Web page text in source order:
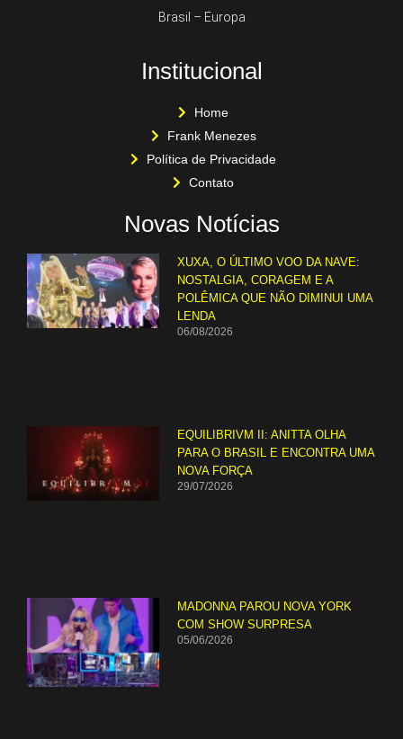
Brasil – Europa
Institucional
Home
Frank Menezes
Política de Privacidade
Contato
Novas Notícias
XUXA, O ÚLTIMO VOO DA NAVE:
NOSTALGIA, CORAGEM E A
POLÊMICA QUE NÃO DIMINUI UMA
LENDA
06/08/2026
EQUILIBRIVM II: ANITTA OLHA
PARA O BRASIL E ENCONTRA UMA
NOVA FORÇA
29/07/2026
MADONNA PAROU NOVA YORK
COM SHOW SURPRESA
05/06/2026